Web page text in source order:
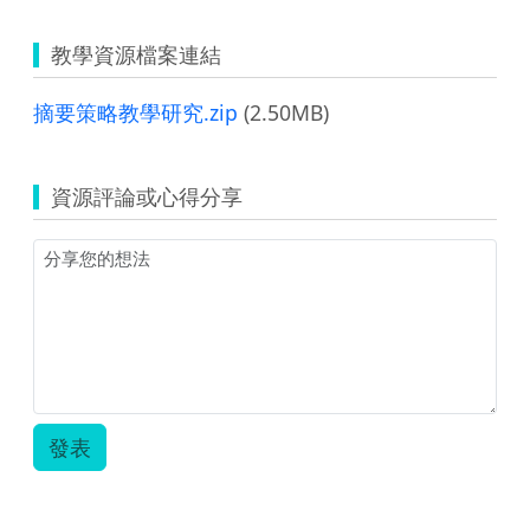
教學資源檔案連結
摘要策略教學研究.zip (2.50MB)
資源評論或心得分享
發表